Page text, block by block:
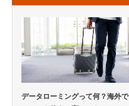
データローミングって何？海外で